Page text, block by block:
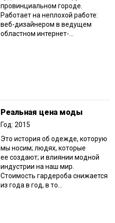
провинциальном городе.
Работает на неплохой работе:
веб-дизайнером в ведущем
областном интернет-...
Реальная цена моды
Год: 2015
Это история об одежде, которую
мы носим; людях, которые
ее создают; и влиянии модной
индустрии на наш мир.
Стоимость гардероба снижается
из года в год, в то...